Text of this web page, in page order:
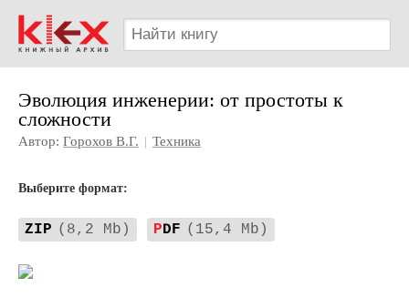
Эволюция инженерии: от простоты к
сложности
Автор: Горохов В.Г. | Техника
Выберите формат:
ZIP (8,2 Mb) PDF (15,4 Mb)